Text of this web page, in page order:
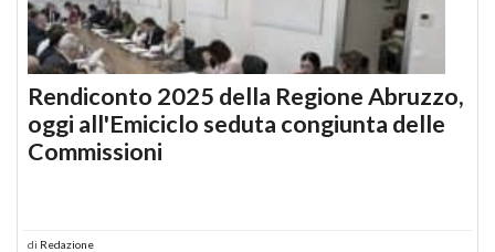
Rendiconto 2025 della Regione Abruzzo,
oggi all'Emiciclo seduta congiunta delle
Commissioni
di Redazione